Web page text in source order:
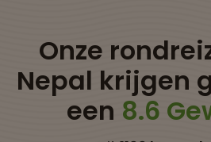
Onze
Nepal krijgen
een 8.6